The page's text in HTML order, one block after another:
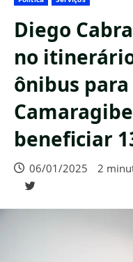
Diego
no
ônibus
beneficiar
06/01/2025 2